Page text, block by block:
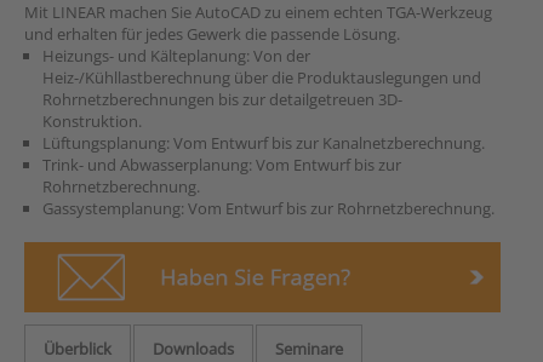
Mit LINEAR machen Sie AutoCAD zu einem echten TGA-Werkzeug
und erhalten für jedes Gewerk die passende Lösung.
Heizungs- und Kälteplanung: Von der
Heiz-/Kühllastberechnung über die Produktauslegungen und
Rohrnetzberechnungen bis zur detailgetreuen 3D-
Konstruktion.
Lüftungsplanung: Vom Entwurf bis zur Kanalnetzberechnung.
Trink- und Abwasserplanung: Vom Entwurf bis zur
Rohrnetzberechnung.
Gassystemplanung: Vom Entwurf bis zur Rohrnetzberechnung.
Überblick Downloads Seminare